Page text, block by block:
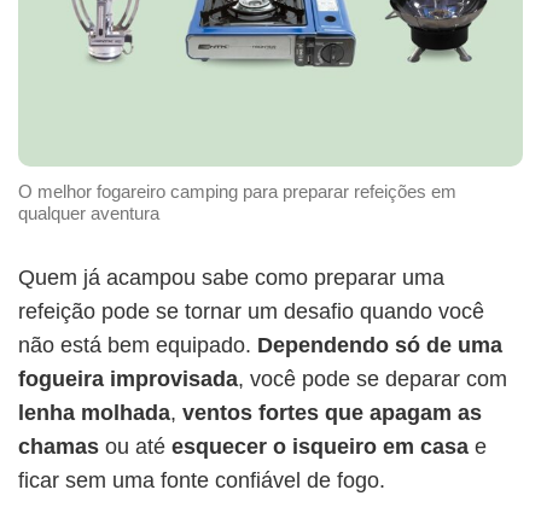
O melhor fogareiro camping para preparar refeições em
qualquer aventura
Quem já acampou sabe como preparar uma
refeição pode se tornar um desafio quando você
não está bem equipado. Dependendo só de uma
fogueira improvisada, você pode se deparar com
lenha molhada, ventos fortes que apagam as
chamas ou até esquecer o isqueiro em casa e
ficar sem uma fonte confiável de fogo.